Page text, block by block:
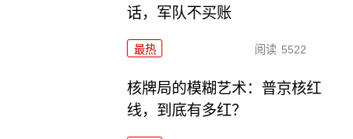
话，军队不买账
最热 阅读 5522
核牌局的模糊艺术：普京核红
线，到底有多红？